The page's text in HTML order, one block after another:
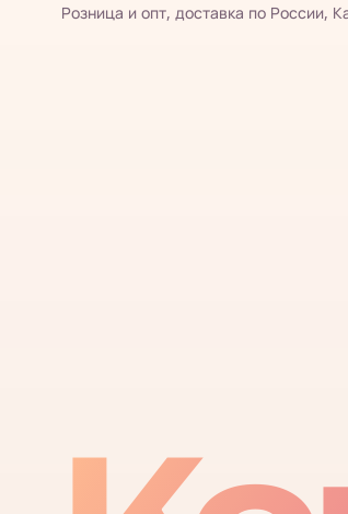
Розница и опт, доставка по России,